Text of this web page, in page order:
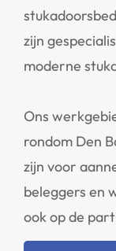
zijn
moderne
Ons
rondom Den
zijn voor
beleggers en
ook op de